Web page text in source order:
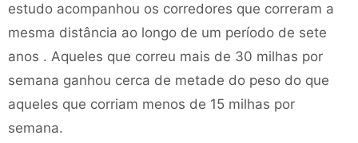
estudo acompanhou os corredores que correram a
mesma distância ao longo de um período de sete
anos . Aqueles que correu mais de 30 milhas por
semana ganhou cerca de metade do peso do que
aqueles que corriam menos de 15 milhas por
semana.